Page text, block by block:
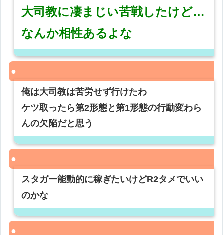
大司教に凄まじい苦戦したけど…
なんか相性あるよな
俺は大司教は苦労せず行けたわ
ケツ取ったら第2形態と第1形態の行動変わら
んの欠陥だと思う
スタガー能動的に稼ぎたいけどR2タメでいい
のかな